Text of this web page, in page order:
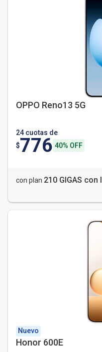
OPPO Reno13 5G
24 cuotas de
$776 40% OFF
con plan 210 GIGAS con
Nuevo
Honor 600E